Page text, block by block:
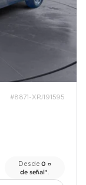
#8871-XPJ191595
Desde0 ¤
de señal*